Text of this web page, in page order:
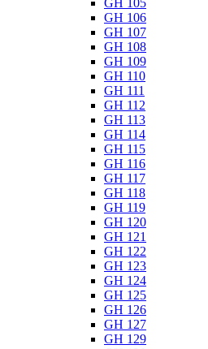
GH 105
GH 106
GH 107
GH 108
GH 109
GH 110
GH 111
GH 112
GH 113
GH 114
GH 115
GH 116
GH 117
GH 118
GH 119
GH 120
GH 121
GH 122
GH 123
GH 124
GH 125
GH 126
GH 127
GH 129